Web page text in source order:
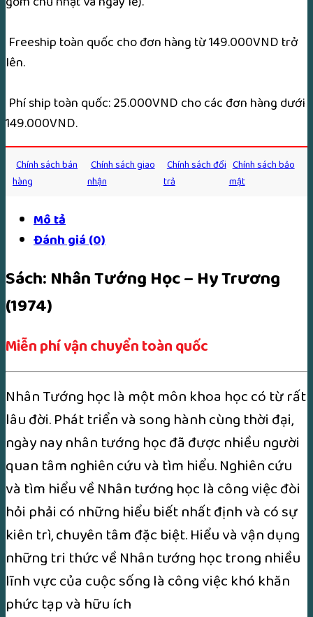
Freeship toàn quốc cho đơn hàng từ 149.000VND trở
lên.
Phí ship toàn quốc: 25.000VND cho các đơn hàng dưới
149.000VND.
Chính sách bán
hàng
Chính sách giao
nhận
Chính sách đổi
trả
Chính sách bảo
mật
Mô tả
Đánh giá (0)
Sách: Nhân Tướng Học – Hy Trương
(1974)
Miễn phí vận chuyển toàn quốc
Nhân Tướng học là một môn khoa học có từ rất
lâu đời. Phát triển và song hành cùng thời đại,
ngày nay nhân tướng học đã được nhiều người
quan tâm nghiên cứu và tìm hiểu. Nghiên cứu
và tìm hiểu về Nhân tướng học là công việc đòi
hỏi phải có những hiểu biết nhất định và có sự
kiên trì, chuyên tâm đặc biệt. Hiểu và vận dụng
những tri thức về Nhân tướng học trong nhiều
lĩnh vực của cuộc sống là công việc khó khăn
phức tạp và hữu ích